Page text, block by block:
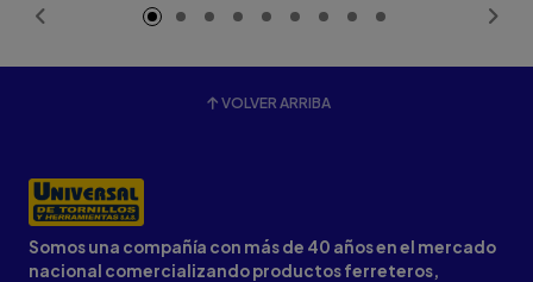
VOLVER ARRIBA
Somos una compañía con más de 40 años en el mercado
nacional comercializando productos ferreteros,